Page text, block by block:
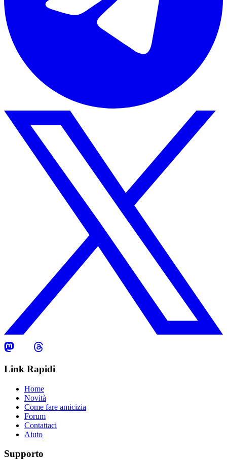
Link Rapidi
Home
Novità
Come fare amicizia
Forum
Contattaci
Aiuto
Supporto